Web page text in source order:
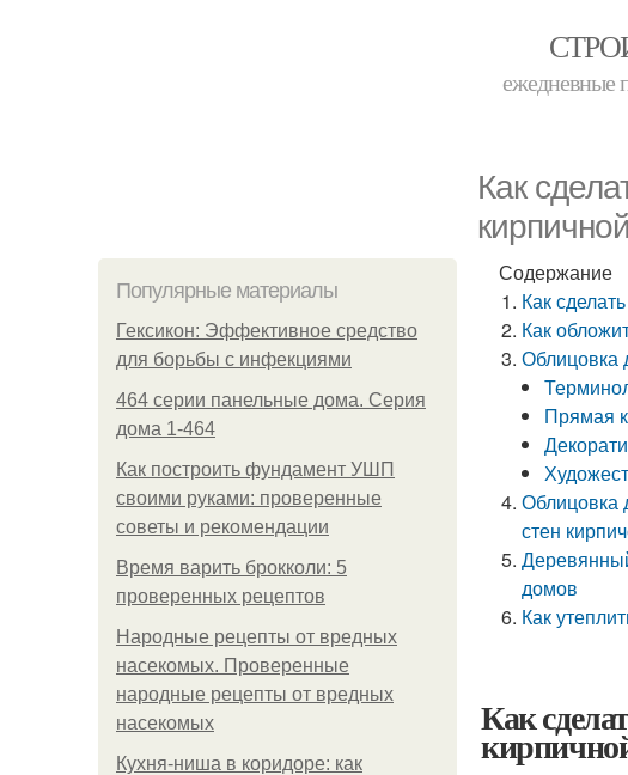
ежедневные
Как
Популярные материалы
Гексикон: Эффективное средство
для борьбы с инфекциями
464 серии панельные дома. Серия
дома 1-464
Как построить фундамент УШП
своими руками: проверенные
советы и рекомендации
Время варить брокколи: 5
проверенных рецептов
Народные рецепты от вредных
насекомых. Проверенные
народные рецепты от вредных
насекомых
Кухня-ниша в коридоре: как
Содержание
Как
Как
Облицовка
Прямая
Облицовка
стен
домов
Как
Как